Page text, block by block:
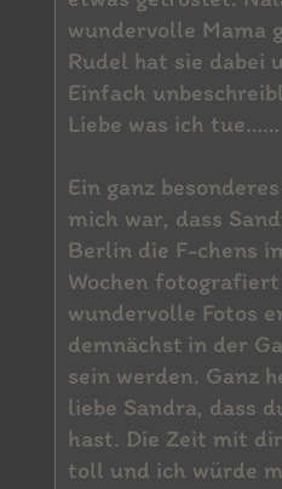
wundervolle Mama
Rudel hat sie dabei
Einfach
Liebe was ich tue……
Ein ganz
mich war, dass
Berlin die F-chens
Wochen
wundervolle Fotos
demnächst in der
sein werden. Ganz
liebe Sandra, dass
hast. Die Zeit mit
toll und ich würde